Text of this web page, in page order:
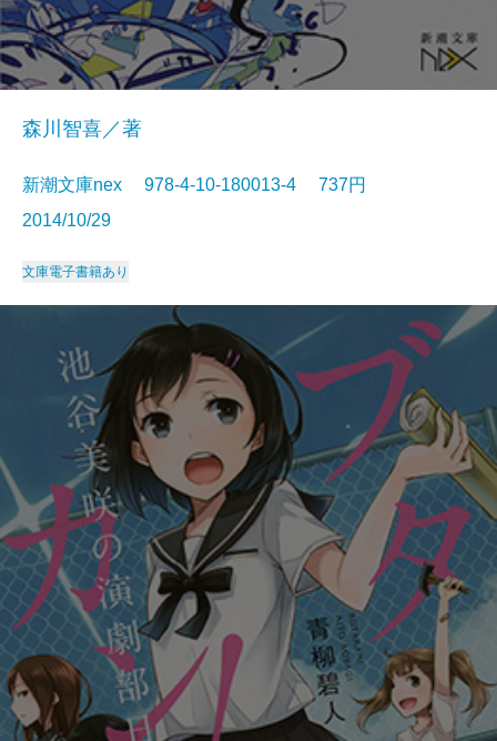
森川智喜／著
新潮文庫nex 978-4-10-180013-4 737円
2014/10/29
文庫電子書籍あり